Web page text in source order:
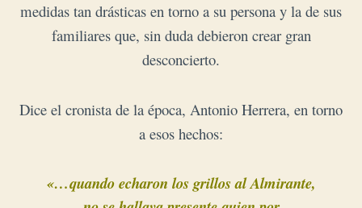
medidas tan drásticas en torno a su persona y la de sus
familiares que, sin duda debieron crear gran
desconcierto.
Dice el cronista de la época, Antonio Herrera, en torno
a esos hechos:
«…quando echaron los grillos al Almirante,